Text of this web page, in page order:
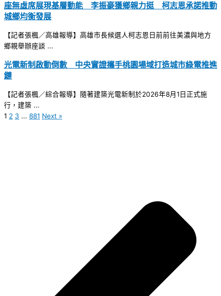
座無虛席展現基層動能 李振豪獲鄉親力挺 柯志恩承諾推動
城鄉均衡發展
【記者張楓／高雄報導】高雄市長候選人柯志恩日前前往美濃與地方
鄉親舉辦座談 ...
光電新制啟動倒數 中央實證攜手桃園場域打造城市綠電推進
鏈
【記者張楓／綜合報導】隨著建築光電新制於2026年8月1日正式施
行，建築 ...
1 2 3 ... 881 Next »